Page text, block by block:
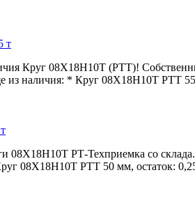
т
Круг 08Х18Н10Т (РТТ)!
наличия: * Круг 08Х18Н10Т РТТ
08Х18Н10Т РТ-Техприемка со
08Х18Н10Т РТТ 50 мм, остаток: